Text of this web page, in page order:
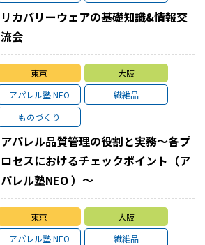
リカバリーウェアの基礎知識&情報交
流会
東京
大阪
アパレル塾 NEO
繊維品
ものづくり
アパレル品質管理の役割と実務～各プ
ロセスにおけるチェックポイント（ア
パレル塾NEO ）～
東京
大阪
アパレル塾 NEO
繊維品